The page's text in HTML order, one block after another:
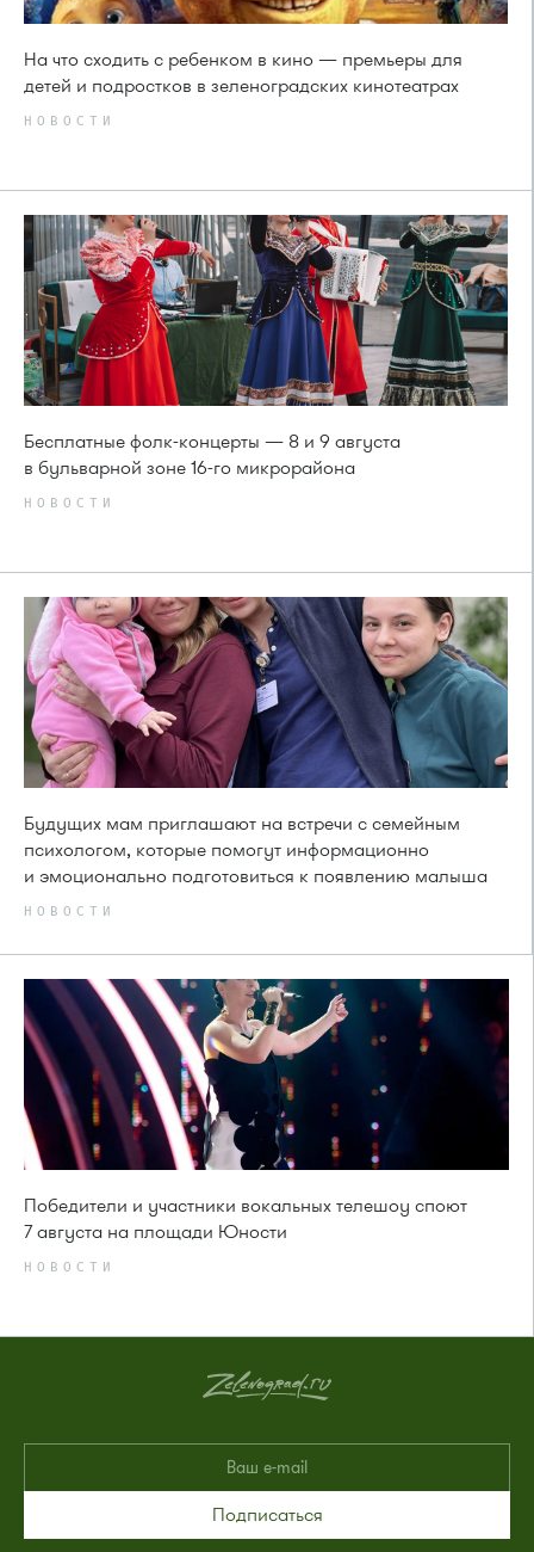
На что сходить с ребенком в кино — премьеры для
детей и подростков в зеленоградских кинотеатрах
НОВОСТИ
Бесплатные фолк-концерты — 8 и 9 августа
в бульварной зоне 16-го микрорайона
НОВОСТИ
Будущих мам приглашают на встречи с семейным
психологом, которые помогут информационно
и эмоционально подготовиться к появлению малыша
НОВОСТИ
Победители и участники вокальных телешоу споют
7 августа на площади Юности
НОВОСТИ
Подписаться